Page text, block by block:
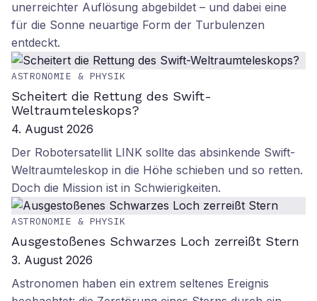
unerreichter Auflösung abgebildet – und dabei eine
für die Sonne neuartige Form der Turbulenzen
entdeckt.
ASTRONOMIE & PHYSIK
Scheitert die Rettung des Swift-
Weltraumteleskops?
4. August 2026
Der Robotersatellit LINK sollte das absinkende Swift-
Weltraumteleskop in die Höhe schieben und so retten.
Doch die Mission ist in Schwierigkeiten.
ASTRONOMIE & PHYSIK
Ausgestoßenes Schwarzes Loch zerreißt Stern
3. August 2026
Astronomen haben ein extrem seltenes Ereignis